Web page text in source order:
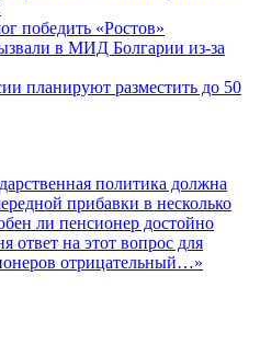
победить «Ростов»
в МИД Болгарии из-за
планируют разместить до 50
политика должна
прибавки в несколько
ли пенсионер достойно
ответ на этот вопрос для
отрицательный…»